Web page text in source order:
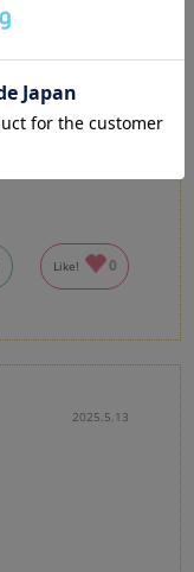
Like! 0
2025.5.13